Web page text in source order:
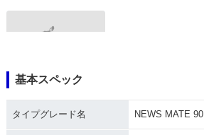
基本スペック
タイプグレード名 NEWS MATE 90